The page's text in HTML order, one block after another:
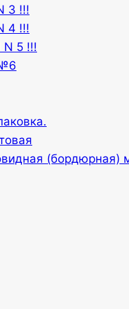
3 !!!
4 !!!
5 !!!
(бордюрная)